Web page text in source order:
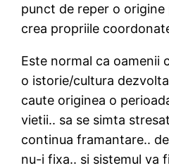
punct de reper o
crea propriile
Este normal ca oamenii
o istorie/cultura
caute originea o
vietii.. sa se simta
continua framantare..
nu-i fixa.. si sistemul va